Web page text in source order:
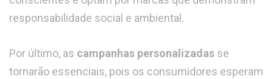
responsabilidade social e ambiental.
Por último, as campanhas personalizadas se
tornarão essenciais, pois os consumidores esperam